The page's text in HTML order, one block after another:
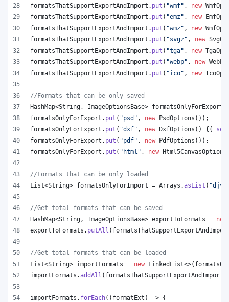
formatsThatSupportExportAndImport . put ( "wmf" , new
formatsThatSupportExportAndImport . put ( "emz" , new
formatsThatSupportExportAndImport . put ( "wmz" , new
formatsThatSupportExportAndImport . put ( "svgz" , new
formatsThatSupportExportAndImport . put ( "tga" , new
formatsThatSupportExportAndImport . put ( "webp" , new
formatsThatSupportExportAndImport . put ( "ico" , new
//Formats that can be only saved
HashMap<String , ImageOptionsBase> formatsOnlyForExport
formatsOnlyForExport . put ( "psd" , new PsdOptions ());
formatsOnlyForExport . put ( "dxf" , new DxfOptions () {{
formatsOnlyForExport . put ( "pdf" , new PdfOptions ());
formatsOnlyForExport . put ( "html" , new Html5CanvasOptions
//Formats that can be only loaded
List<String> formatsOnlyForImport = Arrays .asList (
//Get total formats that can be saved
HashMap<String , ImageOptionsBase> exportToFormats = new
exportToFormats . putAll (
//Get total formats that can be loaded
List<String> importFormats = new LinkedList<>(
importFormats .addAll ( formatsThatSupportExportAndImport
importFormats . forEach(( formatExt ) -> {